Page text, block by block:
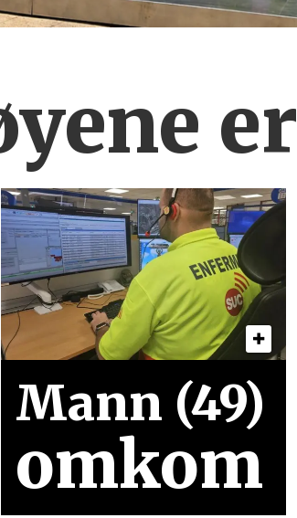
er
Mann (49)
omkom